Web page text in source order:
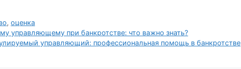
,оценка
управляющему при банкротстве: что важно знать?
управляющий: профессиональная помощь в банкротстве